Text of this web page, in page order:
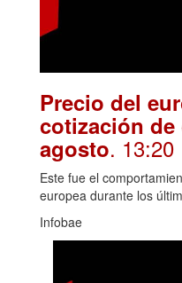
Precio del
cotización de
agosto. 13:20
Este fue el
europea durante los
Infobae